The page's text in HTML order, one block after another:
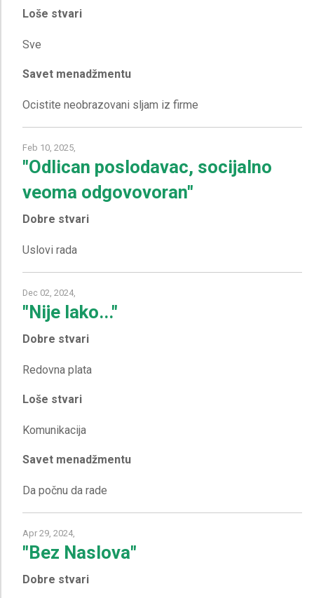
Loše stvari
Savet menadžmentu
Feb 10, 2025,
"Odlican poslodavac, socijalno
veoma odgovovoran"
Dobre stvari
Dec 02, 2024,
"Nije lako..."
Dobre stvari
Loše stvari
Savet menadžmentu
Apr 29, 2024,
"Bez Naslova"
Dobre stvari